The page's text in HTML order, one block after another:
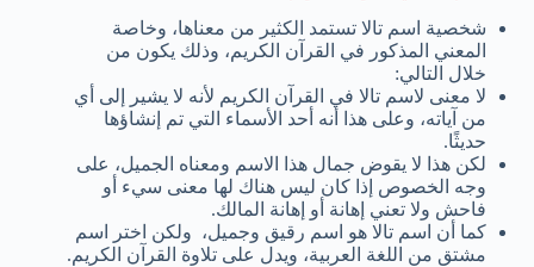
شخصية اسم تالا تستمد الكثير من معناها، وخاصة
المعني المذكور في القرآن الكريم، وذلك يكون من
خلال التالي:
لا معنى لاسم تالا في القرآن الكريم لأنه لا يشير إلى أي
من آياته، وعلى هذا أنه أحد الأسماء التي تم إنشاؤها
حديثًا.
لكن هذا لا يقوض جمال هذا الاسم ومعناه الجميل، على
وجه الخصوص إذا كان ليس هناك لها معنى سيء أو
فاحش ولا تعني إهانة أو إهانة المالك.
كما أن اسم تالا هو اسم رقيق وجميل، ولكن اختر اسم
مشتق من اللغة العربية، ويدل على تلاوة القرآن الكريم.